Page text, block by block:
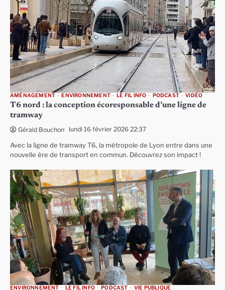
AMÉNAGEMENT ENVIRONNEMENT LE FIL INFO PODCAST VIDÉO
T6 nord : la conception écoresponsable d’une ligne de
tramway
Gérald Bouchon lundi 16 février 2026 22:37
Avec la ligne de tramway T6, la métropole de Lyon entre dans une
nouvelle ère de transport en commun. Découvrez son impact !
ENVIRONNEMENT LE FIL INFO PODCAST VIE PUBLIQUE